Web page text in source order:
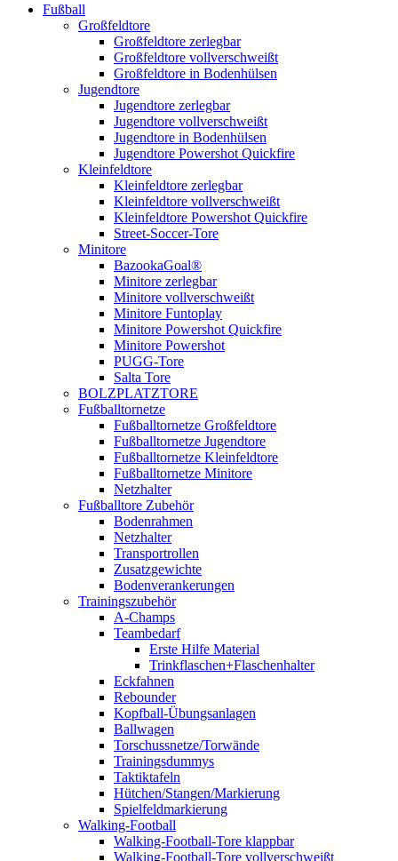
Fußball
Großfeldtore
Großfeldtore zerlegbar
Großfeldtore vollverschweißt
Großfeldtore in Bodenhülsen
Jugendtore
Jugendtore zerlegbar
Jugendtore vollverschweißt
Jugendtore in Bodenhülsen
Jugendtore Powershot Quickfire
Kleinfeldtore
Kleinfeldtore zerlegbar
Kleinfeldtore vollverschweißt
Kleinfeldtore Powershot Quickfire
Street-Soccer-Tore
Minitore
BazookaGoal®
Minitore zerlegbar
Minitore vollverschweißt
Minitore Funtoplay
Minitore Powershot Quickfire
Minitore Powershot
PUGG-Tore
Salta Tore
BOLZPLATZTORE
Fußballtornetze
Fußballtornetze Großfeldtore
Fußballtornetze Jugendtore
Fußballtornetze Kleinfeldtore
Fußballtornetze Minitore
Netzhalter
Fußballtore Zubehör
Bodenrahmen
Netzhalter
Transportrollen
Zusatzgewichte
Bodenverankerungen
Trainingszubehör
A-Champs
Teambedarf
Erste Hilfe Material
Trinkflaschen+Flaschenhalter
Eckfahnen
Rebounder
Kopfball-Übungsanlagen
Ballwagen
Torschussnetze/Torwände
Trainingsdummys
Taktiktafeln
Hütchen/Stangen/Markierung
Spielfeldmarkierung
Walking-Football
Walking-Football-Tore klappbar
Walking-Football-Tore vollverschweißt